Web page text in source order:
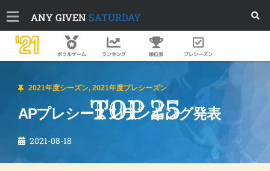
ANY GIVEN SATURDAY
'21 ボウルゲーム ランキング 順位表 プレシーズン
2021年度シーズン, 2021年度プレシーズン
APプレシーズンランキング発表
2021-08-18